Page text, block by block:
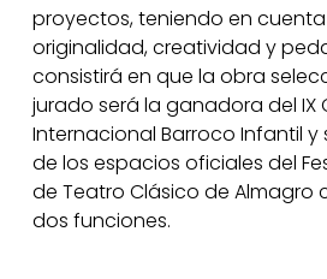
proyectos, teniendo en
originalidad, creatividad y
consistirá en que la obra
jurado será la ganadora del IX
Internacional Barroco Infantil y
de los espacios oficiales del
de Teatro Clásico de Almagro
dos funciones.